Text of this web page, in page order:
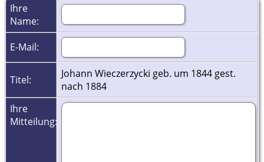
Ihre
Name:
E-Mail:
Titel:
Johann Wieczerzycki geb. um 1844 gest.
nach 1884
Ihre
Mitteilung: